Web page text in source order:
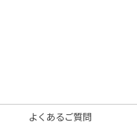
よくあるご質問